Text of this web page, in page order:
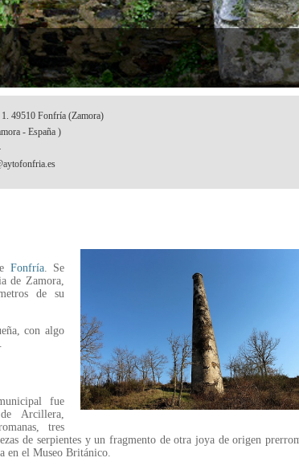
49510 Fonfría (Zamora)
- España )
Fonfría. Se
de Zamora,
de su
con algo
fue
Arcillera,
tres
de serpientes y un fragmento de otra joya de origen
en el Museo Británico.